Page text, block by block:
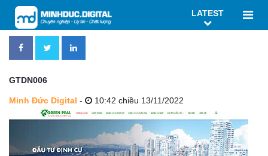
LATEST
GTDN006
Minh Đức Digital - 10:42 chiều 13/11/2022